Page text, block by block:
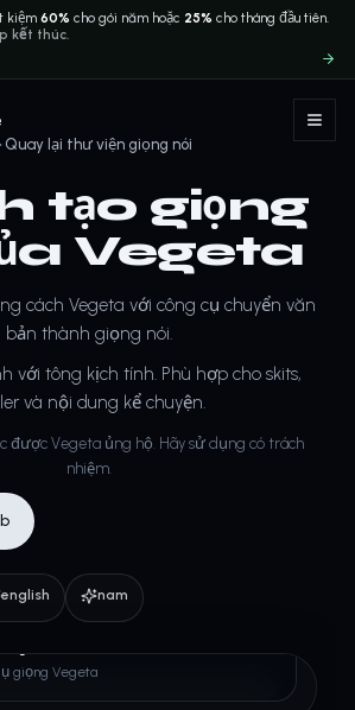
kiệm60% cho gói năm hoặc 25% cho tháng đầu tiên.
kết thúc.
Quay lại thư viện giọng nói
tạo giọng
Vegeta
cách Vegeta với công cụ chuyển văn
bản thành giọng nói.
với tông kịch tính. Phù hợp cho skits,
và nội dung kể chuyện.
được Vegeta ủng hộ. Hãy sử dụng có trách
nhiệm.
english nam
giọng Vegeta